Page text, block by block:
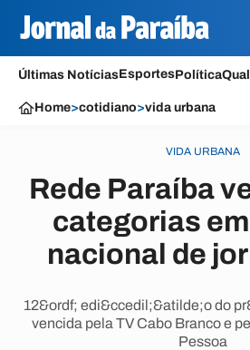
Últimas NotíciasEsportesPolítica
Home>cotidiano>vida urbana
VIDA URBANA
Rede Paraíba
categorias
nacional de
12&ordf; edi&ccedil;&atilde;o do
vencida pela TV Cabo Branco e
Pessoa